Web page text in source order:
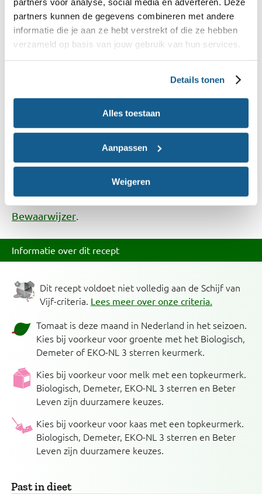
partners kunnen de gegevens combineren met andere
informatie die je aan ze hebt verstrekt of die ze hebben
verzameld op basis van jouw gebruik van hun services.
Details tonen
Alles toestaan
Aanpassen
Weigeren
appelstroop voor een unieke twist.
Allergie-informatie
die je gebruikt vrij zijn van allergenen. Kijk daarom
altijd op het etiket of raadpleeg onze
Ingrediënten over?
receptensitewelke recepten je ermee
kunt maken of bekijk het bewaaradvies in onze
Bewaarwijzer
Informatie over dit recept
Dit recept voldoet niet volledig aan de Schijf van
Vijf-criteria. Lees meer over onze criteria.
Tomaat is deze maand in Nederland in het seizoen.
Kies bij voorkeur voor groente met het Biologisch,
Demeter of EKO-NL 3 sterren keurmerk.
Kies bij voorkeur voor melk met een topkeurmerk.
Biologisch, Demeter, EKO-NL 3 sterren en Beter
Leven zijn duurzamere keuzes.
Kies bij voorkeur voor kaas met een topkeurmerk.
Biologisch, Demeter, EKO-NL 3 sterren en Beter
Leven zijn duurzamere keuzes.
Past in dieet